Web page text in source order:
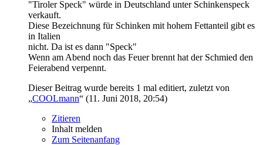
"Tiroler Speck" würde in Deutschland unter Schinkenspeck
verkauft.
Diese Bezeichnung für Schinken mit hohem Fettanteil gibt es
in Italien
nicht. Da ist es dann "Speck"
Wenn am Abend noch das Feuer brennt hat der Schmied den
Feierabend verpennt.
Dieser Beitrag wurde bereits 1 mal editiert, zuletzt von
„COOLmann“ (11. Juni 2018, 20:54)
Zitieren
Inhalt melden
Zum Seitenanfang